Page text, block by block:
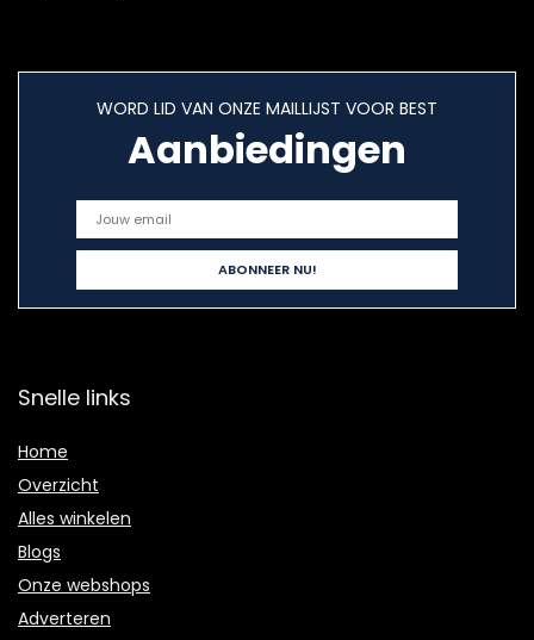
WORD LID VAN ONZE MAILLIJST VOOR BEST
Aanbiedingen
Snelle links
Home
Overzicht
Alles winkelen
Blogs
Onze webshops
Adverteren